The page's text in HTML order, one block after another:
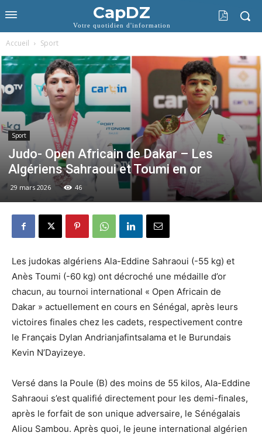
CapDZ
Votre quotidien d'information
Accueil Sport
Sport
Judo- Open Africain de Dakar – Les
Algériens Sahraoui et Toumi en or
29 mars 2026 46
Les judokas algériens Ala-Eddine Sahraoui (-55 kg) et
Anès Toumi (-60 kg) ont décroché une médaille d’or
chacun, au tournoi international « Open Africain de
Dakar » actuellement en cours en Sénégal, après leurs
victoires finales chez les cadets, respectivement contre
le Français Dylan Andrianjafintsalama et le Burundais
Kevin N’Dayizeye.
Versé dans la Poule (B) des moins de 55 kilos, Ala-Eddine
Sahraoui s’est qualifié directement pour les demi-finales,
après le forfait de son unique adversaire, le Sénégalais
Aliou Sambou. Après quoi, le jeune international algérien